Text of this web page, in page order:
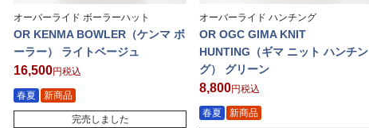
オーバーライド ボーラーハット
OR KENMA BOWLER（ケンマ ボ
ーラー） ライトベージュ
16,500 税込
春夏 新商品
完売しました
オーバーライド ハンチング
OR OGC GIMA KNIT
HUNTING（ギマ ニット ハンチン
グ） グリーン
8,800 税込
春夏 新商品